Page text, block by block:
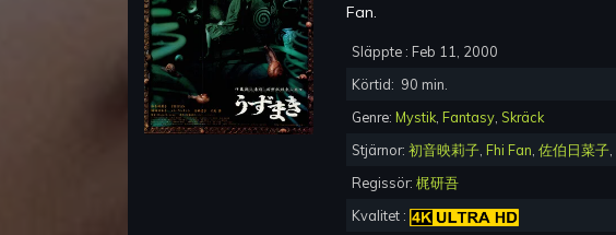
Fan.
Släppte : Feb 11, 2000
Körtid: 90 min.
Genre: Mystik, Fantasy, Skräck
Stjärnor: 初音映莉子, Fhi Fan, 佐伯日菜子,
Regissör: 梶研吾
Kvalitet :